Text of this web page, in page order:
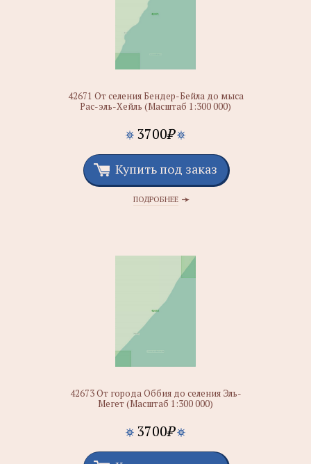
42671 От селения Бендер-Бейла до мыса
Рас-эль-Хейль (Масштаб 1:300 000)
3700₽
Купить под заказ
ПОДРОБНЕЕ
42673 От города Оббия до селения Эль-
Мегет (Масштаб 1:300 000)
3700₽